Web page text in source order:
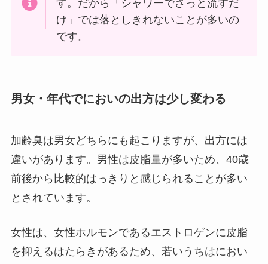
す。だから「シャワーでさっと流すだ
け」では落としきれないことが多いの
です。
男女・年代でにおいの出方は少し変わる
加齢臭は男女どちらにも起こりますが、出方には
違いがあります。男性は皮脂量が多いため、40歳
前後から比較的はっきりと感じられることが多い
とされています。
女性は、女性ホルモンであるエストロゲンに皮脂
を抑えるはたらきがあるため、若いうちはにおい